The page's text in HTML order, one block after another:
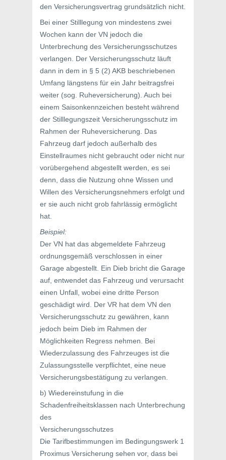
den Versicherungsvertrag grundsätzlich nicht.
Bei einer Stilllegung von mindestens zwei
Wochen kann der VN jedoch die
Unterbrechung des Versicherungsschutzes
verlangen. Der Versicherungsschutz läuft
dann in dem in § 5 (2) AKB beschriebenen
Umfang längstens für ein Jahr beitragsfrei
weiter (sog. Ruheversicherung). Auch bei
einem Saisonkennzeichen besteht während
der Stilllegungszeit Versicherungsschutz im
Rahmen der Ruheversicherung. Das
Fahrzeug darf jedoch außerhalb des
Einstellraumes nicht gebraucht oder nicht nur
vorübergehend abgestellt werden, es sei
denn, dass die Nutzung ohne Wissen und
Willen des Versicherungsnehmers erfolgt und
er sie auch nicht grob fahrlässig ermöglicht
hat.
Beispiel:
Der VN hat das abgemeldete Fahrzeug
ordnungsgemäß verschlossen in einer
Garage abgestellt. Ein Dieb bricht die Garage
auf, entwendet das Fahrzeug und verursacht
einen Unfall, wobei eine dritte Person
geschädigt wird. Der VR hat dem VN den
Versicherungsschutz zu gewähren, kann
jedoch beim Dieb im Rahmen der
Möglichkeiten Regress nehmen. Bei
Wiederzulassung des Fahrzeuges ist die
Zulassungsstelle verpflichtet, eine neue
Versicherungsbestätigung zu verlangen.
b) Wiedereinstufung in die
Schadenfreiheitsklassen nach Unterbrechung
des
Versicherungsschutzes
Die Tarifbestimmungen im Bedingungswerk 1
Proximus Versicherung sehen vor, dass bei